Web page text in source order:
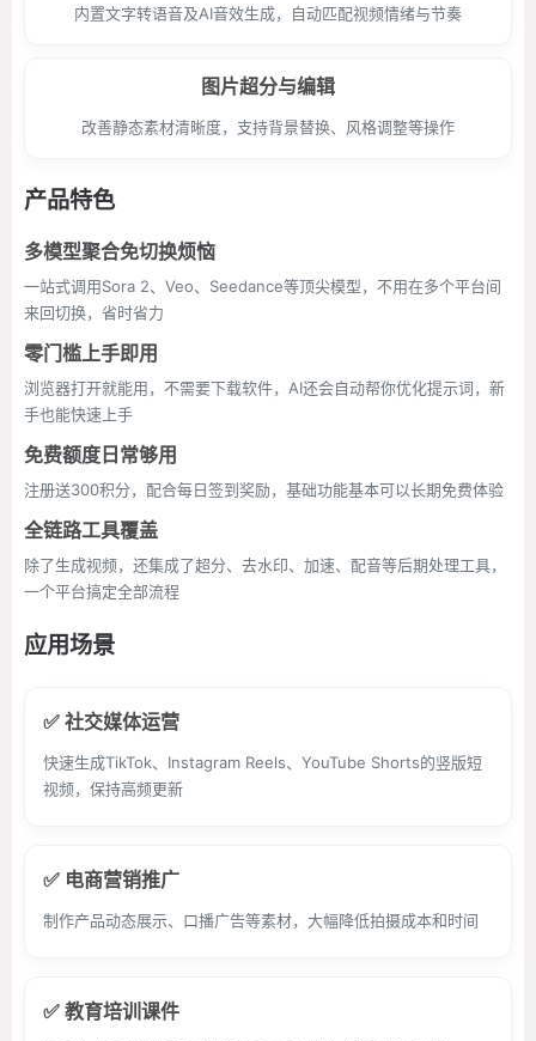
内置文字转语音及AI音效生成，自动匹配视频情绪与节奏
图片超分与编辑
改善静态素材清晰度，支持背景替换、风格调整等操作
产品特色
多模型聚合免切换烦恼
一站式调用Sora 2、Veo、Seedance等顶尖模型，不用在多个平台间
来回切换，省时省力
零门槛上手即用
浏览器打开就能用，不需要下载软件，AI还会自动帮你优化提示词，新
手也能快速上手
免费额度日常够用
注册送300积分，配合每日签到奖励，基础功能基本可以长期免费体验
全链路工具覆盖
除了生成视频，还集成了超分、去水印、加速、配音等后期处理工具，
一个平台搞定全部流程
应用场景
✅ 社交媒体运营
快速生成TikTok、Instagram Reels、YouTube Shorts的竖版短
视频，保持高频更新
✅ 电商营销推广
制作产品动态展示、口播广告等素材，大幅降低拍摄成本和时间
✅ 教育培训课件